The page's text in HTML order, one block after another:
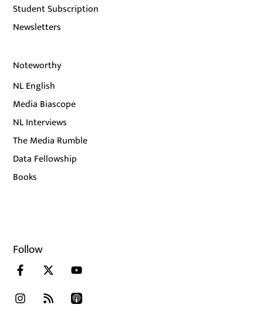
Student Subscription
Newsletters
Noteworthy
NL English
Media Biascope
NL Interviews
The Media Rumble
Data Fellowship
Books
Follow